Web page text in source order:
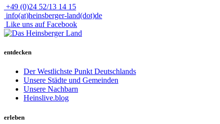
+49 (0)24 52/13 14 15
info(at)heinsberger-land(dot)de
Like uns auf Facebook
entdecken
Der Westlichste Punkt Deutschlands
Unsere Städte und Gemeinden
Unsere Nachbarn
Heinslive.blog
erleben